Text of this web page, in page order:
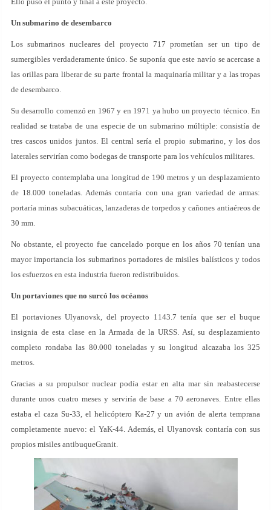
Un submarino de desembarco
Los submarinos nucleares del proyecto 717 prometían ser un tipo de
sumergibles verdaderamente único. Se suponía que este navío se acercase a
las orillas para liberar de su parte frontal la maquinaría militar y a las tropas
de desembarco.
Su desarrollo comenzó en 1967 y en 1971 ya hubo un proyecto técnico. En
realidad se trataba de una especie de un submarino múltiple: consistía de
tres cascos unidos juntos. El central sería el propio submarino, y los dos
laterales servirían como bodegas de transporte para los vehículos militares.
El proyecto contemplaba una longitud de 190 metros y un desplazamiento
de 18.000 toneladas. Además contaría con una gran variedad de armas:
portaría minas subacuáticas, lanzaderas de torpedos y cañones antiaéreos de
30 mm.
No obstante, el proyecto fue cancelado porque en los años 70 tenían una
mayor importancia los submarinos portadores de misiles balísticos y todos
los esfuerzos en esta industria fueron redistribuidos.
Un portaviones que no surcó los océanos
El portaviones Ulyanovsk, del proyecto 1143.7 tenía que ser el buque
insignia de esta clase en la Armada de la URSS. Así, su desplazamiento
completo rondaba las 80.000 toneladas y su longitud alcazaba los 325
metros.
Gracias a su propulsor nuclear podía estar en alta mar sin reabastecerse
durante unos cuatro meses y serviría de base a 70 aeronaves. Entre ellas
estaba el caza Su-33, el helicóptero Ka-27 y un avión de alerta temprana
completamente nuevo: el YaK-44. Además, el Ulyanovsk contaría con sus
propios misiles antibuqueGranit.